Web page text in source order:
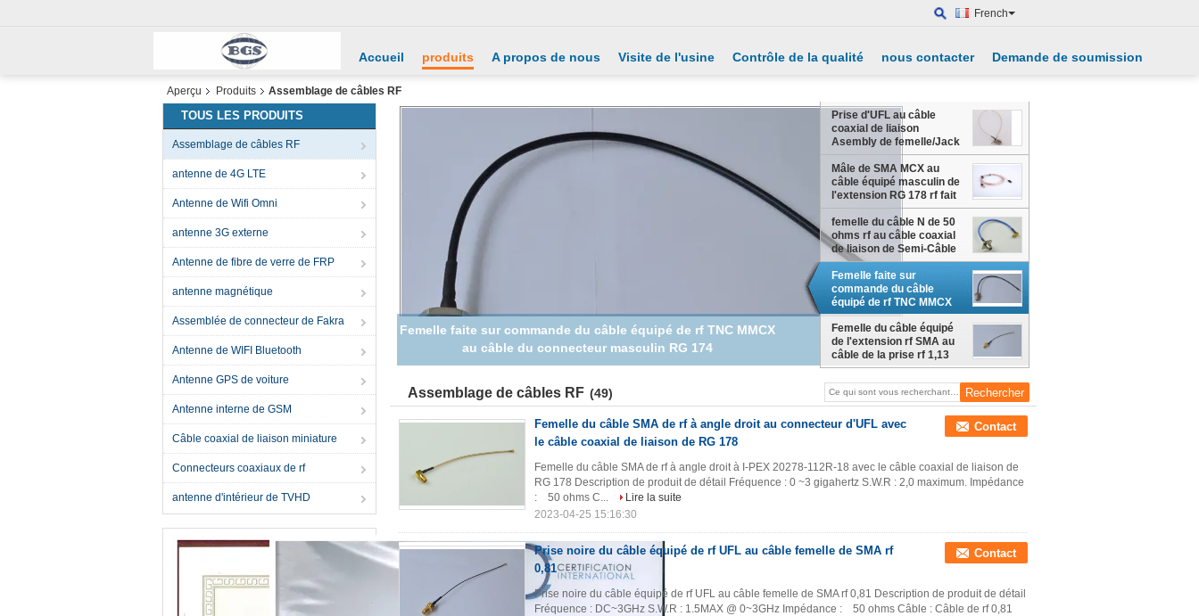
French
Accueil produits A propos de nous Visite de l'usine Contrôle de la qualité nous contacter Demande de soumission
Aperçu Produits Assemblage de câbles RF
TOUS LES PRODUITS
Assemblage de câbles RF
antenne de 4G LTE
Antenne de Wifi Omni
antenne 3G externe
Antenne de fibre de verre de FRP
antenne magnétique
Assemblée de connecteur de Fakra
Antenne de WIFI Bluetooth
Antenne GPS de voiture
Antenne interne de GSM
Câble coaxial de liaison miniature
Connecteurs coaxiaux de rf
antenne d'intérieur de TVHD
Femelle du câble équipé de l'extension rf SMA au câble de la
prise rf 1,13 d'UFL
Prise d'UFL au câble
coaxial de liaison
Asembly de femelle/Jack
Connector With RG178 de
N
Mâle de SMA MCX au
câble équipé masculin de
l'extension RG 178 rf fait
sur commande
femelle du câble N de 50
ohms rf au câble coaxial
de liaison de Semi-Câble
masculin de SMA
Femelle faite sur
commande du câble
équipé de rf TNC MMCX
au câble du connecteur
masculin RG 174
Femelle du câble équipé
de l'extension rf SMA au
câble de la prise rf 1,13
d'UFL
Assemblage de câbles RF (49)
Femelle du câble SMA de rf à angle droit au connecteur d'UFL avec
le câble coaxial de liaison de RG 178
Contact
Femelle du câble SMA de rf à angle droit à I-PEX 20278-112R-18 avec le câble coaxial de liaison de
RG 178 Description de produit de détail Fréquence : 0 ~3 gigahertz S.W.R : 2,0 maximum. Impédance
: 50 ohms C...
Lire la suite
2023-04-25 15:16:30
Prise noire du câble équipé de rf UFL au câble femelle de SMA rf
0,81
Contact
Prise noire du câble équipé de rf UFL au câble femelle de SMA rf 0,81 Description de produit de détail
Fréquence : DC~3GHz S.W.R : 1.5MAX @ 0~3GHz Impédance : 50 ohms Câble : Câble de rf 0,81